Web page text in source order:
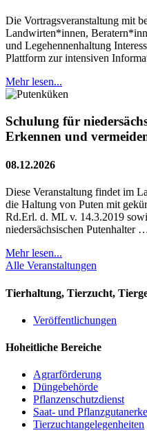
Die Vortragsveranstaltung mit
Landwirten*innen,
und Legehennenhaltung
Plattform zur intensiven
Mehr lesen...
Schulung für
Erkennen und
08.12.2026
Diese Veranstaltung findet im
die Haltung von Puten mit
Rd.Erl. d. ML v. 14.3.2019
niedersächsischen Putenhalter
Mehr lesen...
Alle Veranstaltungen
Tierhaltung, Tierzucht,
Veröffentlichungen
Hoheitliche Bereiche
Agrarförderung
Düngebehörde
Pflanzenschutzdienst
Saat- und
Tierzuchtangelegenheiten